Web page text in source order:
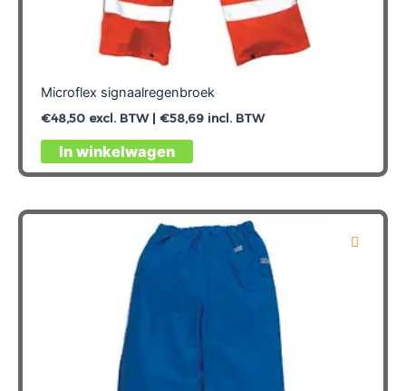
Microflex signaalregenbroek
€48,50excl. BTW | €58,69incl. BTW
In winkelwagen
Dit
product
meerdere
variaties.
Deze
gekozen
de